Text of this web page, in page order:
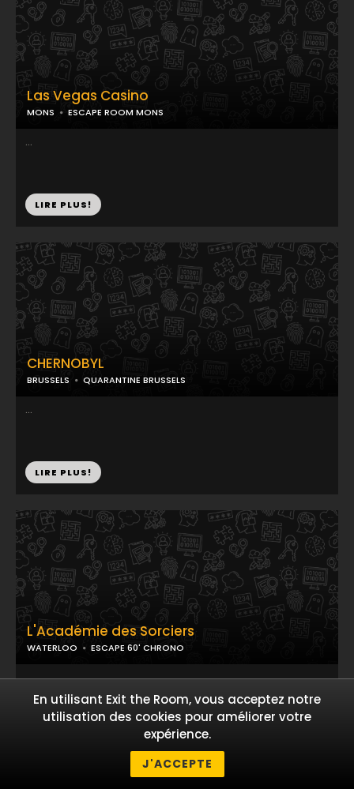
Las Vegas Casino
MONS ESCAPE ROOM MONS
...
LIRE PLUS!
CHERNOBYL
BRUSSELS QUARANTINE BRUSSELS
...
LIRE PLUS!
L'Académie des Sorciers
WATERLOO ESCAPE 60' CHRONO
...
En utilisant Exit the Room, vous acceptez notre
utilisation des cookies pour améliorer votre
expérience.
J'ACCEPTE